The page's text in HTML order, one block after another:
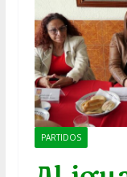
PARTIDOS